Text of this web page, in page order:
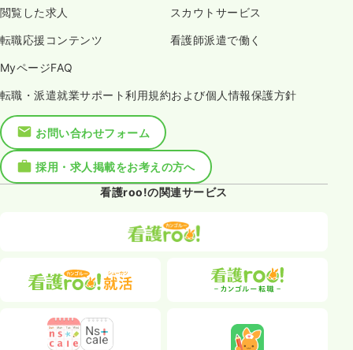
閲覧した求人 スカウトサービス
転職応援コンテンツ 看護師派遣で働く
MyページFAQ
転職・派遣就業サポート利用規約および個人情報保護方針
お問い合わせフォーム
採用・求人掲載をお考えの方へ
看護roo!の関連サービス